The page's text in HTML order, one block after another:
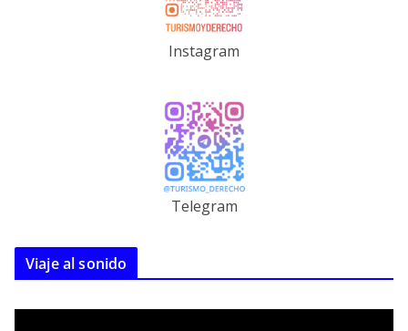
Instagram
Telegram
Viaje al sonido